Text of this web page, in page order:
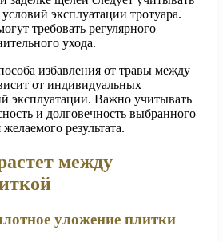
эксплуатации тротуара.
требовать регулярного
ухода.
избавления от травы между
от индивидуальных
эксплуатации. Важно учитывать
и долговечность выбранного
результата.
между
уложение плитки